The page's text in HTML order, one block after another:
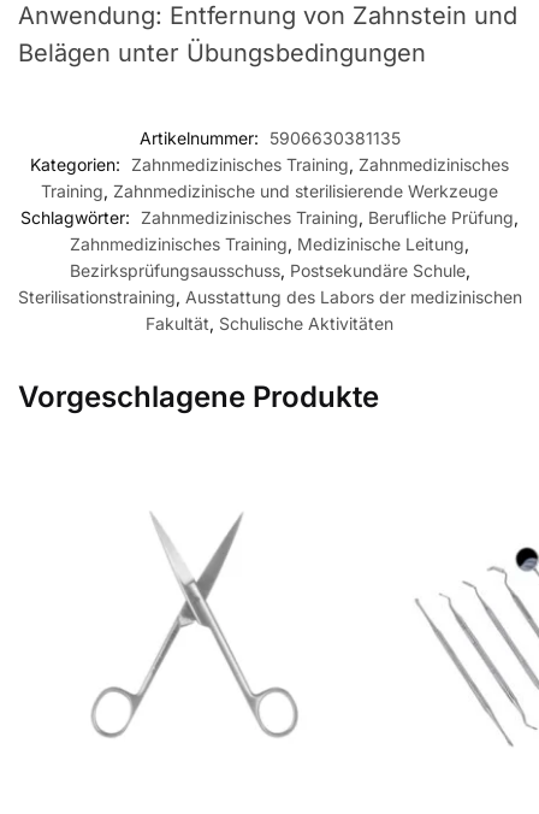
Anwendung: Entfernung von Zahnstein und
Belägen unter Übungsbedingungen
Artikelnummer:
5906630381135
Kategorien: Zahnmedizinisches Training, Zahnmedizinisches
Training, Zahnmedizinische und sterilisierende Werkzeuge
Schlagwörter: Zahnmedizinisches Training, Berufliche Prüfung,
Zahnmedizinisches Training, Medizinische Leitung,
Bezirksprüfungsausschuss, Postsekundäre Schule,
Sterilisationstraining, Ausstattung des Labors der medizinischen
Fakultät, Schulische Aktivitäten
Vorgeschlagene Produkte